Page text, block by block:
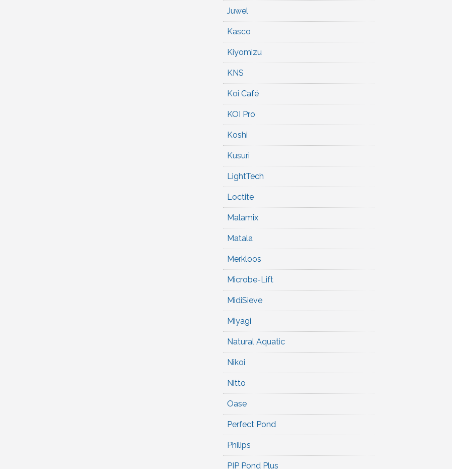
Juwel
Kasco
Kiyomizu
KNS
Koi Café
KOI Pro
Koshi
Kusuri
LightTech
Loctite
Malamix
Matala
Merkloos
Microbe-Lift
MidiSieve
Miyagi
Natural Aquatic
Nikoi
Nitto
Oase
Perfect Pond
Philips
PIP Pond Plus